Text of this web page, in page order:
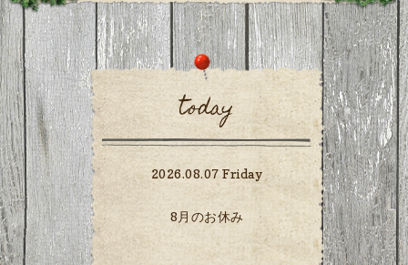
today
2026.08.07 Friday
8月のお休み